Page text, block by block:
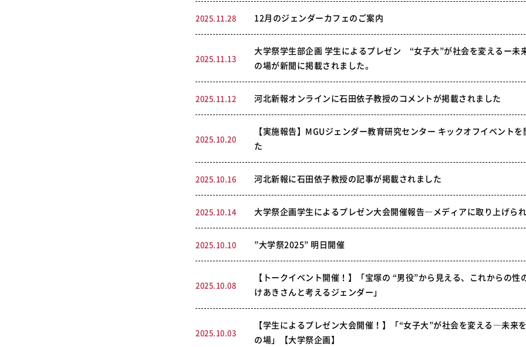
2025.11.28 12月のジェンダーカフェのご案内
2025.11.13
大学祭学生部企画 学生によるプレゼン “女子大”が社会を変えるー未
の場が新聞に掲載されました。
2025.11.12 河北新報オンラインに石田依子教授のコメントが掲載されました
2025.10.20
【実施報告】MGUジェンダー教育研究センター キックオフイベントを
た
2025.10.16 河北新報に石田依子教授の記事が掲載されました
2025.10.14 大学祭企画学生によるプレゼン大会開催報告―メディアに取り上げら
2025.10.10 ”大学祭2025” 明日開催
2025.10.08
【トークイベント開催！】「宝塚の “男役”から見える、これからの性
けあきさんと考えるジェンダー」
2025.10.03
【学生によるプレゼン大会開催！】「“女子大”が社会を変える―未来
の場」【大学祭企画】